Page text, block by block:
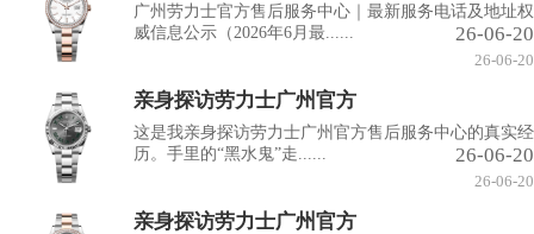
广州劳力士官方售后服务中心｜最新服务电话及地址权
威信息公示（2026年6月最......
26-06-20
26-06-20
亲身探访劳力士广州官方
这是我亲身探访劳力士广州官方售后服务中心的真实经
历。手里的“黑水鬼”走......
26-06-20
26-06-20
亲身探访劳力士广州官方